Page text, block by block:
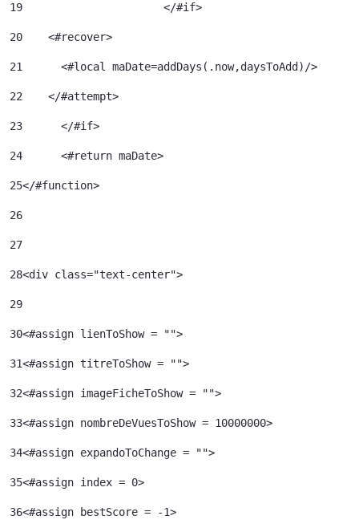
19
			</#if>
20
    <#recover>
21
      <#local maDate=addDays(.now,daysToAdd)/>
22
    </#attempt>
23
	</#if>
24
	<#return maDate>
25</#function>
26
27
28<div class="text-center">
29
30<#assign lienToShow = "">
31<#assign titreToShow = "">
32
33
34<#assign expandoToChange = "">
35
36<#assign bestScore = -1>